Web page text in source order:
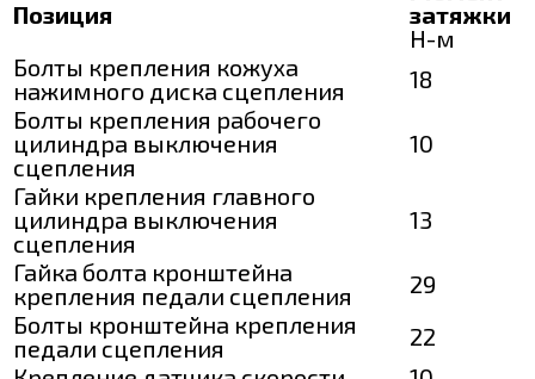
Позиция
затяжки
Н-м
Болты крепления кожуха
нажимного диска сцепления
18
Болты крепления рабочего
цилиндра выключения
сцепления
10
Гайки крепления главного
цилиндра выключения
сцепления
13
Гайка болта кронштейна
крепления педали сцепления
29
Болты кронштейна крепления
педали сцепления
22